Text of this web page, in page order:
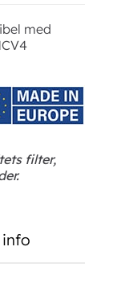
med
filter,
info